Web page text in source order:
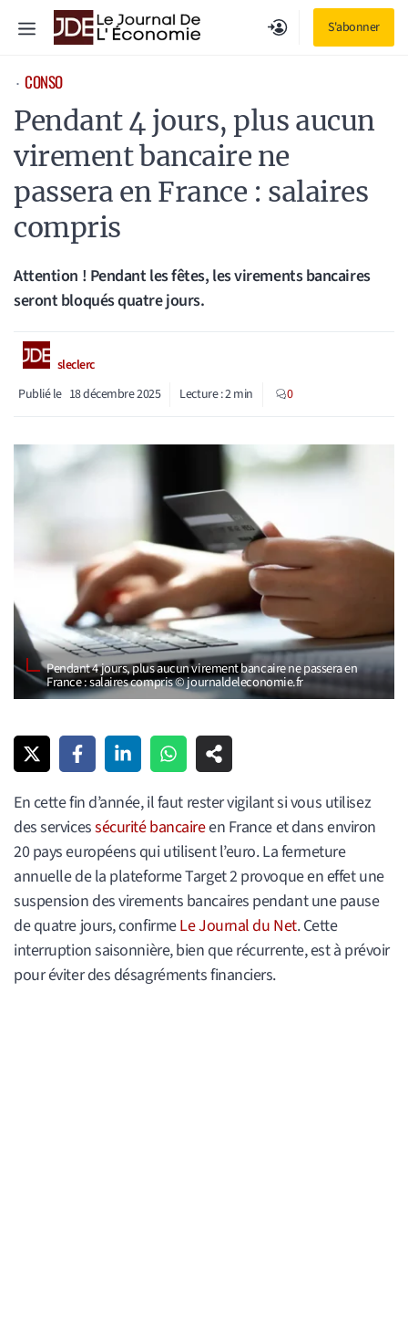
S'abonner
Menu
⋅ CONSO
Pendant 4 jours, plus aucun
virement bancaire ne
passera en France : salaires
compris
Attention ! Pendant les fêtes, les virements bancaires
seront bloqués quatre jours.
sleclerc
Publié le 18 décembre 2025 Lecture :2min 0
Pendant 4 jours, plus aucun virement bancaire ne passera en
France : salaires compris © journaldeleconomie.fr
En cette fin d’année, il faut rester vigilant si vous utilisez
des servicessécurité bancaireen France et dans environ
20 pays européens qui utilisent l’euro. La fermeture
annuelle de la plateforme Target 2 provoque en effet une
suspension des virements bancaires pendant une pause
de quatre jours, confirmeLe Journal du Net. Cette
interruption saisonnière, bien que récurrente, est à prévoir
pour éviter des désagréments financiers.